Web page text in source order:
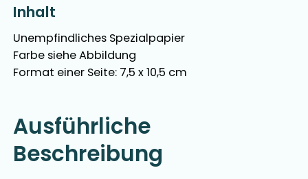
Inhalt
Unempfindliches Spezialpapier
Farbe siehe Abbildung
Format einer Seite: 7,5 x 10,5 cm
Ausführliche
Beschreibung